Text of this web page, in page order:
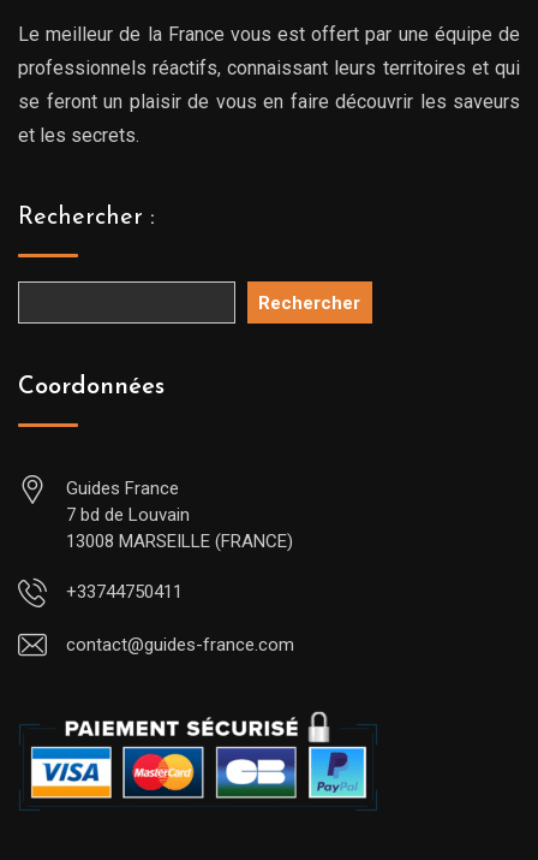
Le meilleur de la France vous est offert par une équipe de
professionnels réactifs, connaissant leurs territoires et qui
se feront un plaisir de vous en faire découvrir les saveurs
et les secrets.
Rechercher :
Rechercher
Coordonnées
Guides France
7 bd de Louvain
13008 MARSEILLE (FRANCE)
+33744750411
contact@guides-france.com